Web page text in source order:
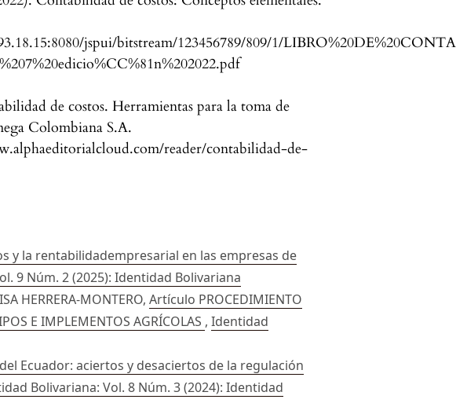
jspui/bitstream/123456789/809/1/
de costos. Herramientas para la toma de
Colombiana S.A.
reader/contabilidad-de-
y la rentabilidadempresarial en las empresas de
9 Núm. 2 (2025): Identidad Bolivariana
HERRERA-MONTERO,Artículo PROCEDIMIENTO
E IMPLEMENTOS AGRÍCOLAS ,Identidad
Ecuador: aciertos y desaciertos de la regulación
Bolivariana: Vol. 8 Núm. 3 (2024): Identidad